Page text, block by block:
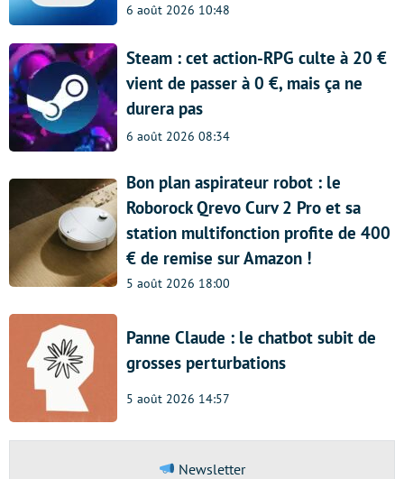
6 août 2026 10:48
Steam : cet action-RPG culte à 20 €
vient de passer à 0 €, mais ça ne
durera pas
6 août 2026 08:34
Bon plan aspirateur robot : le
Roborock Qrevo Curv 2 Pro et sa
station multifonction profite de 400
€ de remise sur Amazon !
5 août 2026 18:00
Panne Claude : le chatbot subit de
grosses perturbations
5 août 2026 14:57
Newsletter